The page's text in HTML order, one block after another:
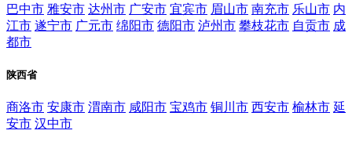
巴中市 雅安市 达州市 广安市 宜宾市 眉山市 南充市 乐山市 内
江市 遂宁市 广元市 绵阳市 德阳市 泸州市 攀枝花市 自贡市 成
都市
陕西省
商洛市 安康市 渭南市 咸阳市 宝鸡市 铜川市 西安市 榆林市 延
安市 汉中市